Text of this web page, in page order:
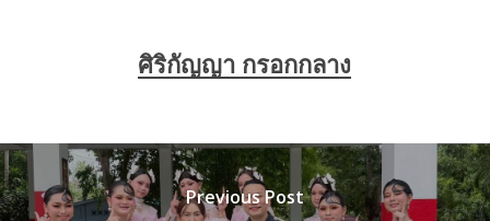
ศิริกัญญา กรอกกลาง
Previous Post